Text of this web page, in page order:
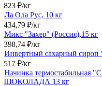
823 ₽/кг
Ла Ола Рус, 10 кг
434,79 ₽/кг
Микс "Захер" (Россия),15 кг
398,74 ₽/кг
Инвертный сахарный сироп
517 ₽/кг
Начинка термостабильная
ШОКОЛАДА 13 кг